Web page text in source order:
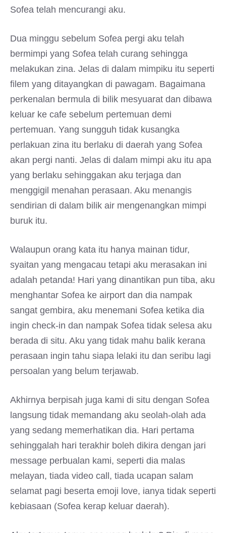
Sofea telah mencurangi aku.
Dua minggu sebelum Sofea pergi aku telah
bermimpi yang Sofea telah curang sehingga
melakukan zina. Jelas di dalam mimpiku itu seperti
filem yang ditayangkan di pawagam. Bagaimana
perkenalan bermula di bilik mesyuarat dan dibawa
keluar ke cafe sebelum pertemuan demi
pertemuan. Yang sungguh tidak kusangka
perlakuan zina itu berlaku di daerah yang Sofea
akan pergi nanti. Jelas di dalam mimpi aku itu apa
yang berlaku sehinggakan aku terjaga dan
menggigil menahan perasaan. Aku menangis
sendirian di dalam bilik air mengenangkan mimpi
buruk itu.
Walaupun orang kata itu hanya mainan tidur,
syaitan yang mengacau tetapi aku merasakan ini
adalah petanda! Hari yang dinantikan pun tiba, aku
menghantar Sofea ke airport dan dia nampak
sangat gembira, aku menemani Sofea ketika dia
ingin check-in dan nampak Sofea tidak selesa aku
berada di situ. Aku yang tidak mahu balik kerana
perasaan ingin tahu siapa lelaki itu dan seribu lagi
persoalan yang belum terjawab.
Akhirnya berpisah juga kami di situ dengan Sofea
langsung tidak memandang aku seolah-olah ada
yang sedang memerhatikan dia. Hari pertama
sehinggalah hari terakhir boleh dikira dengan jari
message perbualan kami, seperti dia malas
melayan, tiada video call, tiada ucapan salam
selamat pagi beserta emoji love, ianya tidak seperti
kebiasaan (Sofea kerap keluar daerah).